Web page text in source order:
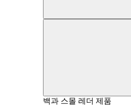
백과 스몰 레더 제품